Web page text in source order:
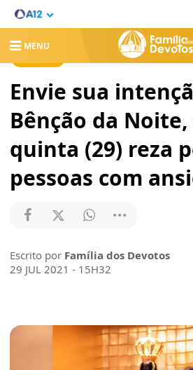
MENU
Envie sua
Bênção da
quinta (29) reza
pessoas com
Escrito por Família dos Devotos
29 JUL 2021 - 15H32